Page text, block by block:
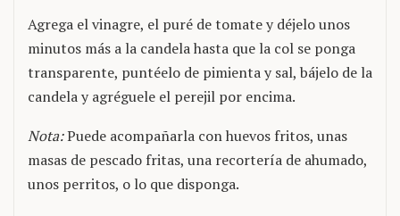
Agrega el vinagre, el puré de tomate y déjelo unos
minutos más a la candela hasta que la col se ponga
transparente, puntéelo de pimienta y sal, bájelo de la
candela y agréguele el perejil por encima.
Nota:Puede acompañarla con huevos fritos, unas
masas de pescado fritas, una recortería de ahumado,
unos perritos, o lo que disponga.